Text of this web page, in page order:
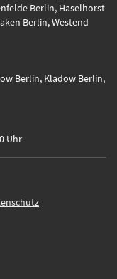
Berlin, Haselhorst
Berlin, Westend
Berlin, Kladow Berlin,
Uhr